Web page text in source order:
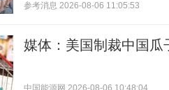
参考消息 2026-08-06 11:05:53
媒体：美国制裁中国瓜
中国能源网 2026-08-06 10:48:04